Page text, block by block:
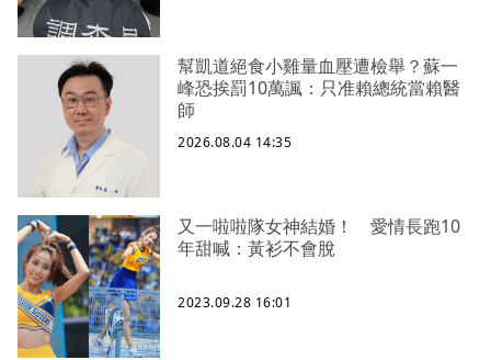
幫凱道絕食小雞量血壓遭檢舉？蘇一
峰恐挨罰10萬諷：只准賴總統當賴醫
師
2026.08.04 14:35
又一啦啦隊女神結婚！ 愛情長跑10
年甜喊：黃衫不會脫
2023.09.28 16:01